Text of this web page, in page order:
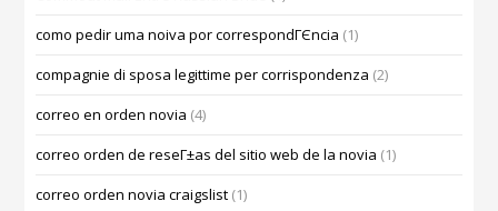
como pedir uma noiva por correspondГЄncia (1)
compagnie di sposa legittime per corrispondenza (2)
correo en orden novia (4)
correo orden de reseГ±as del sitio web de la novia (1)
correo orden novia craigslist (1)